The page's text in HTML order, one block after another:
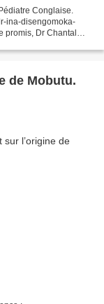
Conglaise.
ina-disengomoka-
promis, Dr Chantal
de Mobutu.